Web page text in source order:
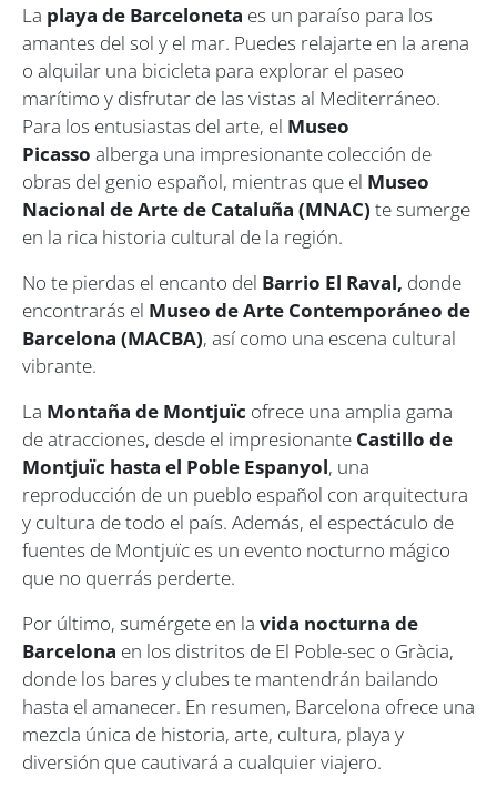
La playa de Barceloneta es un paraíso para los
amantes del sol y el mar. Puedes relajarte en la arena
o alquilar una bicicleta para explorar el paseo
marítimo y disfrutar de las vistas al Mediterráneo.
Para los entusiastas del arte, el Museo
Picasso alberga una impresionante colección de
obras del genio español, mientras que el Museo
Nacional de Arte de Cataluña (MNAC) te sumerge
en la rica historia cultural de la región.
No te pierdas el encanto del Barrio El Raval, donde
encontrarás el Museo de Arte Contemporáneo de
Barcelona (MACBA), así como una escena cultural
vibrante.
La Montaña de Montjuïc ofrece una amplia gama
de atracciones, desde el impresionante Castillo de
Montjuïc hasta el Poble Espanyol, una
reproducción de un pueblo español con arquitectura
y cultura de todo el país. Además, el espectáculo de
fuentes de Montjuïc es un evento nocturno mágico
que no querrás perderte.
Por último, sumérgete en la vida nocturna de
Barcelona en los distritos de El Poble-sec o Gràcia,
donde los bares y clubes te mantendrán bailando
hasta el amanecer. En resumen, Barcelona ofrece una
mezcla única de historia, arte, cultura, playa y
diversión que cautivará a cualquier viajero.